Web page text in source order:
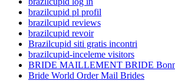
brazilcupid pl profil
brazilcupid reviews
brazilcupid revoir
Brazilcupid siti gratis incontri
brazilcupid-inceleme visitors
BRIDE MAILLEMENT BRIDE
Bride World Order Mail Brides